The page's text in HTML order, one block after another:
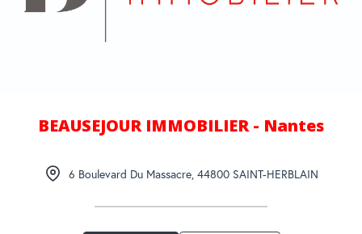
BEAUSEJOUR IMMOBILIER - Nantes
6 Boulevard Du Massacre, 44800 SAINT-HERBLAIN